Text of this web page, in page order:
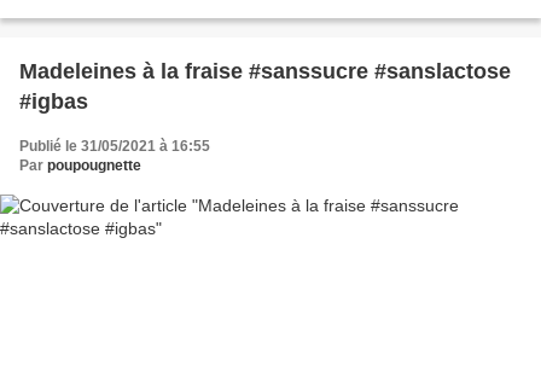
Madeleines à la fraise #sanssucre #sanslactose
#igbas
Publié le 31/05/2021 à 16:55
Par poupougnette